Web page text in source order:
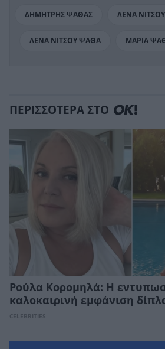
ΔΗΜΗΤΡΗΣ ΨΑΘΑΣ ΛΕΝΑ ΝΙΤΣΟΥ
ΛΕΝΑ ΝΙΤΣΟΥ ΨΑΘΑ ΜΑΡΙΑ
ΠΕΡΙΣΣΟΤΕΡΑ ΣΤΟ
Ρούλα Κορομηλά: Η
καλοκαιρινή εμφάνιση
CELEBRITIES